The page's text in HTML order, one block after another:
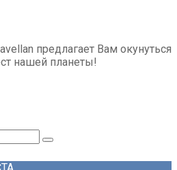
предлагает Вам окунуться
нашей планеты!